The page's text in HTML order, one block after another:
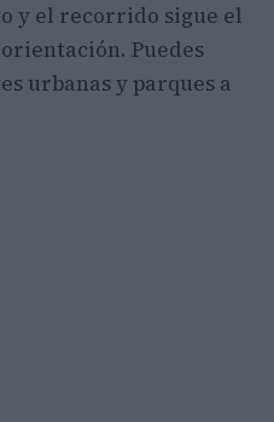
y el recorrido sigue el
Puedes
urbanas y parques a